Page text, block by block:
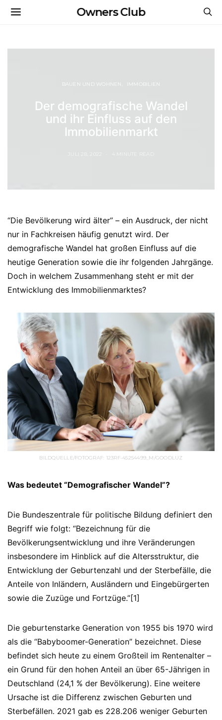
Owners Club
BAUEN UND WOHNEN IMMOBILIEN
Der demografische Wandel
und ihr Einfluss auf den
Immobilienmarkt
“Die Bevölkerung wird älter” – ein Ausdruck, der nicht
nur in Fachkreisen häufig genutzt wird. Der
demografische Wandel hat großen Einfluss auf die
heutige Generation sowie die ihr folgenden Jahrgänge.
Doch in welchem Zusammenhang steht er mit der
Entwicklung des Immobilienmarktes?
BILDQUELLE/FOTOGRAF: 123RF-45254499_M/GOODLUZ
Was bedeutet “Demografischer Wandel”?
Die Bundeszentrale für politische Bildung definiert den
Begriff wie folgt: “Bezeichnung für die
Bevölkerungsentwicklung und ihre Veränderungen
insbesondere im Hinblick auf die Altersstruktur, die
Entwicklung der Geburtenzahl und der Sterbefälle, die
Anteile von Inländern, Ausländern und Eingebürgerten
sowie die Zuzüge und Fortzüge.”[1]
Die geburtenstarke Generation von 1955 bis 1970 wird
als die “Babyboomer-Generation” bezeichnet. Diese
befindet sich heute zu einem Großteil im Rentenalter –
ein Grund für den hohen Anteil an über 65-Jährigen in
Deutschland (24,1 % der Bevölkerung). Eine weitere
Ursache ist die Differenz zwischen Geburten und
Sterbefällen. 2021 gab es 228.206 weniger Geburten